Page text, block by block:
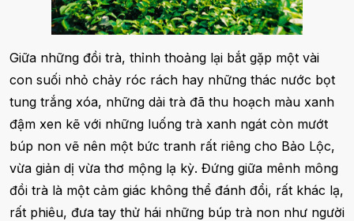
Giữa những đồi trà, thỉnh thoảng lại bắt gặp một vài
con suối nhỏ chảy róc rách hay những thác nước bọt
tung trắng xóa, những dải trà đã thu hoạch màu xanh
đậm xen kẽ với những luống trà xanh ngát còn mướt
búp non vẽ nên một bức tranh rất riêng cho Bảo Lộc,
vừa giản dị vừa thơ mộng lạ kỳ. Đứng giữa mênh mông
đồi trà là một cảm giác không thể đánh đổi, rất khác lạ,
rất phiêu, đưa tay thử hái những búp trà non như người